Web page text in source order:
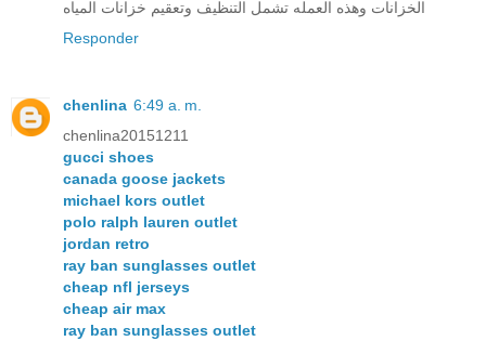
الخزانات وهذه العمله تشمل التنظيف وتعقيم خزانات المياه
Responder
chenlina 6:49 a. m.
chenlina20151211
gucci shoes
canada goose jackets
michael kors outlet
polo ralph lauren outlet
jordan retro
ray ban sunglasses outlet
cheap nfl jerseys
cheap air max
ray ban sunglasses outlet